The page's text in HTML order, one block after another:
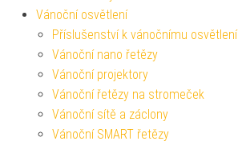
Vánoční osvětlení
Příslušenství k vánočnímu osvětlení
Vánoční nano řetězy
Vánoční projektory
Vánoční řetězy na stromeček
Vánoční sítě a záclony
Vánoční SMART řetězy